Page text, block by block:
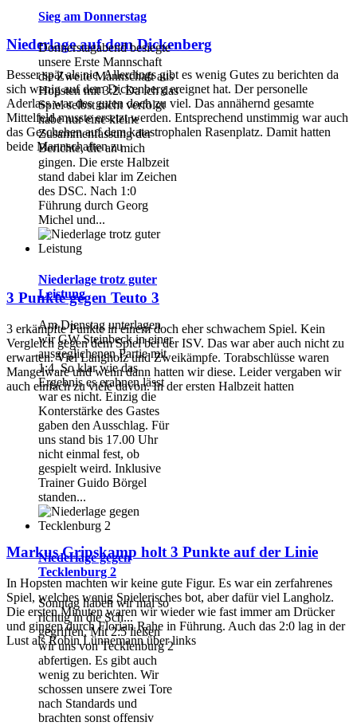
Niederlage auf dem Dickenberg
Besser spät als nie. Allerdings gibt es wenig Gutes zu berichten da
sich wenig auf dem Dickenberg ereignet hat. Der personelle
Aderlass war des guten doch zu viel. Das annähernd gesamte
Mittelfeld musste ersetzt werden. Entsprechend unstimmig war auch
das Geschehen auf dem katastrophalen Rasenplatz. Damit hatten
beide Mannschaften zu
3 Punkte gegen Teuto 3
3 erkämpfte Punkte in einem doch eher schwachem Spiel. Kein
Vergleich gegen dem Spiel bei der ISV. Das war aber auch nicht zu
erwarten. Viel Langholz und Zweikämpfe. Torabschlüsse waren
Mangelware und wenn dann hatten wir diese. Leider vergaben wir
auch einfach zu viele davon. In der ersten Halbzeit hatten
Markus Gripskamp holt 3 Punkte auf der Linie
In Hopsten machten wir keine gute Figur. Es war ein zerfahrenes
Spiel, welches wenig Spielerisches bot, aber dafür viel Langholz.
Die ersten Minuten waren wir wieder wie fast immer am Drücker
und gingen durch Florian Rahe in Führung. Auch das 2:0 lag in der
Lust als Robin Lünnemann über links
Sieg am Donnerstag
Donnerstagabend besiegte
unsere Erste Mannschaft
die Zweite Mannschaft aus
Hopsten mit 3:2. Da ich das
Spiel selbst nicht verfolgt
habe nur eine kleine
Zusammenfassung der
Berichte, die an mich
gingen. Die erste Halbzeit
stand dabei klar im Zeichen
des DSC. Nach 1:0
Führung durch Georg
Michel und...
Niederlage trotz guter
Leistung
Am Dienstag unterlagen
wir GW Steinbeck in einer
ausgeglichenen Partie mit
1:4. So klar wie das
Ergebnis es erahnen lässt
war es nicht. Einzig die
Konterstärke des Gastes
gaben den Ausschlag. Für
uns stand bis 17.00 Uhr
nicht einmal fest, ob
gespielt weird. Inklusive
Trainer Guido Börgel
standen...
Niederlage gegen
Tecklenburg 2
Sonntag haben wir mal so
richtig in die Sch...
gegriffen. Mit 2:5 ließen
wir uns von Tecklenburg 2
abfertigen. Es gibt auch
wenig zu berichten. Wir
schossen unsere zwei Tore
nach Standards und
brachten sonst offensiv